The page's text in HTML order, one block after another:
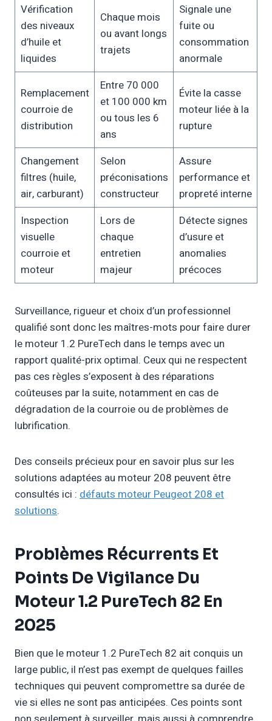
Vérification
des niveaux
d’huile et
liquides
Chaque mois
ou avant longs
trajets
Signale une
fuite ou
consommation
anormale
Remplacement
courroie de
distribution
Entre 70 000
et 100 000 km
ou tous les 6
ans
Évite la casse
moteur liée à la
rupture
Changement
filtres (huile,
air, carburant)
Selon
préconisations
constructeur
Assure
performance et
propreté interne
Inspection
visuelle
courroie et
moteur
Lors de
chaque
entretien
majeur
Détecte signes
d’usure et
anomalies
précoces
Surveillance, rigueur et choix d’un professionnel
qualifié sont donc les maîtres-mots pour faire durer
le moteur 1.2 PureTech dans le temps avec un
rapport qualité-prix optimal. Ceux qui ne respectent
pas ces règles s’exposent à des réparations
coûteuses par la suite, notamment en cas de
dégradation de la courroie ou de problèmes de
lubrification.
Des conseils précieux pour en savoir plus sur les
solutions adaptées au moteur 208 peuvent être
consultés ici : défauts moteur Peugeot 208 et
solutions.
Problèmes Récurrents Et
Points De Vigilance Du
Moteur 1.2 PureTech 82 En
2025
Bien que le moteur 1.2 PureTech 82 ait conquis un
large public, il n’est pas exempt de quelques failles
techniques qui peuvent compromettre sa durée de
vie si elles ne sont pas anticipées. Ces points sont